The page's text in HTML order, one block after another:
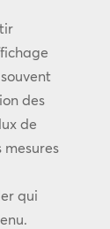
des
de
qui